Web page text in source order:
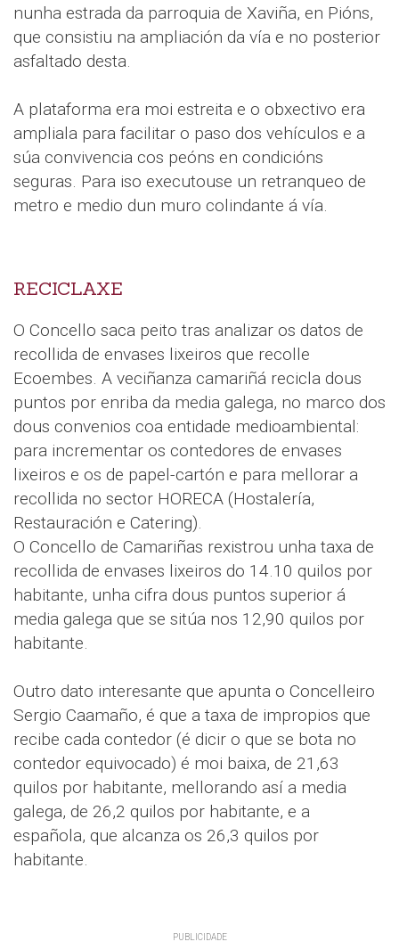
nunha estrada da parroquia de Xaviña, en Pións,
que consistiu na ampliación da vía e no posterior
asfaltado desta.
A plataforma era moi estreita e o obxectivo era
ampliala para facilitar o paso dos vehículos e a
súa convivencia cos peóns en condicións
seguras. Para iso executouse un retranqueo de
metro e medio dun muro colindante á vía.
RECICLAXE
O Concello saca peito tras analizar os datos de
recollida de envases lixeiros que recolle
Ecoembes. A veciñanza camariñá recicla dous
puntos por enriba da media galega, no marco dos
dous convenios coa entidade medioambiental:
para incrementar os contedores de envases
lixeiros e os de papel-cartón e para mellorar a
recollida no sector HORECA (Hostalería,
Restauración e Catering).
O Concello de Camariñas rexistrou unha taxa de
recollida de envases lixeiros do 14.10 quilos por
habitante, unha cifra dous puntos superior á
media galega que se sitúa nos 12,90 quilos por
habitante.
Outro dato interesante que apunta o Concelleiro
Sergio Caamaño, é que a taxa de impropios que
recibe cada contedor (é dicir o que se bota no
contedor equivocado) é moi baixa, de 21,63
quilos por habitante, mellorando así a media
galega, de 26,2 quilos por habitante, e a
española, que alcanza os 26,3 quilos por
habitante.